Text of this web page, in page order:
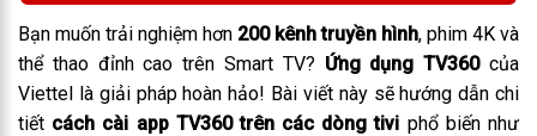
Bạn muốn trải nghiệm hơn 200 kênh truyền hình, phim 4K và
thể thao đỉnh cao trên Smart TV? Ứng dụng TV360của
Viettel là giải pháp hoàn hảo! Bài viết này sẽ hướng dẫn chi
tiết cách cài app TV360 trên các dòng tivi phổ biến như